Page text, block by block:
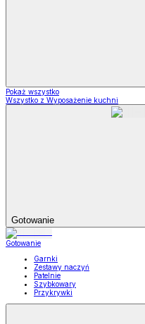
Pokaż wszystko
Wszystko z Wyposażenie kuchni
Gotowanie
Gotowanie
Garnki
Zestawy naczyń
Patelnie
Szybkowary
Przykrywki